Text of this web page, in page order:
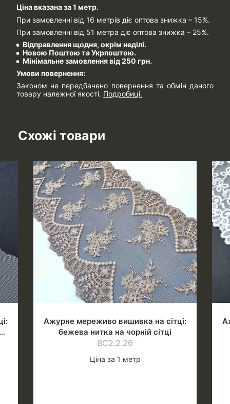
Ціна вказана за 1 метр.
При замовленні від 16 метрів діє оптова знижка – 15%.
При замовленні від 51 метра діє оптова знижка – 25%.
Відправлення щодня, окрім неділі.
Новою Поштою та Укрпоштою.
Мінімальне замовлення від 250 грн.
Умови повернення:
Законом не передбачено повернення та обмін даного
товару належної якості. Подробиці.
Схожі товари
Ажурне мереживо вишивка на сітці:
бежева нитка на чорній сітці
ВС2.2.26
Ціна за 1 метр